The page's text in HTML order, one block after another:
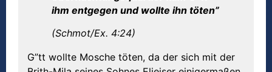
ihm entgegen und wollte ihn töten”
(Schmot/Ex. 4:24)
G”tt wollte Mosche töten, da der sich mit der